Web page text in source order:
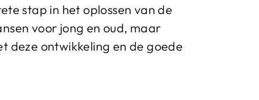
stap in het oplossen van de
voor jong en oud, maar
deze ontwikkeling en de goede